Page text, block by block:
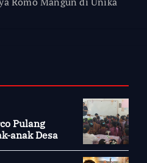
Pulang
anak Desa